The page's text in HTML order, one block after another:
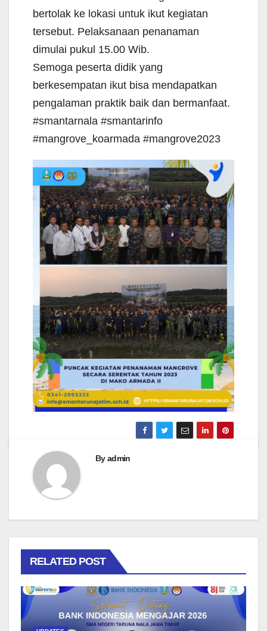
bertolak ke lokasi untuk ikut kegiatan
tersebut. Pelaksanaan penanaman
dimulai pukul 15.00 Wib.
Semoga peserta didik yang
berkesempatan ikut bisa mendapatkan
pengalaman praktik baik dan bermanfaat.
#smantarnala #smantarinfo
#mangrove_koarmada #mangrove2023
Byadmin
RELATED POST